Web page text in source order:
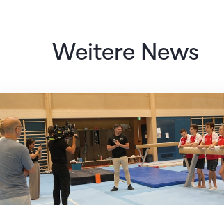
Weitere News
Mit klaren Zielen nach Zagreb